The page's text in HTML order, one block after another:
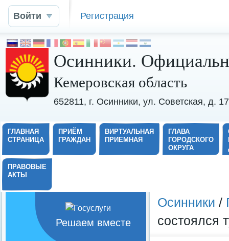
Войти Регистрация
Осинники.
Кемеровская область
652811, г. Осинники, ул. Советская, д.
ГЛАВНАЯ
СТРАНИЦА
ПРИЁМ
ГРАЖДАН
ВИРТУАЛЬНАЯ
ПРИЕМНАЯ
ГЛАВА
ГОРОДСКОГО
ОКРУГА
ПРАВОВЫЕ
АКТЫ
Осинники /
состоялся
Решаем вместе